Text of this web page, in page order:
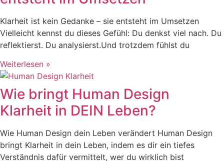
Klarheit ist kein Gedanke – sie entsteht im Umsetzen
Vielleicht kennst du dieses Gefühl: Du denkst viel nach. Du
reflektierst. Du analysierst.Und trotzdem fühlst du
Weiterlesen »
Wie bringt Human Design
Klarheit in DEIN Leben?
Wie Human Design dein Leben verändert Human Design
bringt Klarheit in dein Leben, indem es dir ein tiefes
Verständnis dafür vermittelt, wer du wirklich bist